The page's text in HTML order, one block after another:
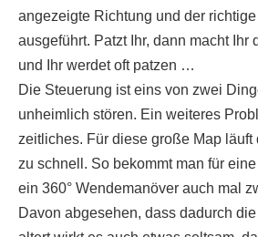
angezeigte Richtung und der
ausgeführt. Patzt Ihr, dann macht
und Ihr werdet oft patzen …
Die Steuerung ist eins von zwei
unheimlich stören. Ein weiteres
zeitliches. Für diese große Map läuft
zu schnell. So bekommt man für
ein 360° Wendemanöver auch mal
Davon abgesehen, dass dadurch die